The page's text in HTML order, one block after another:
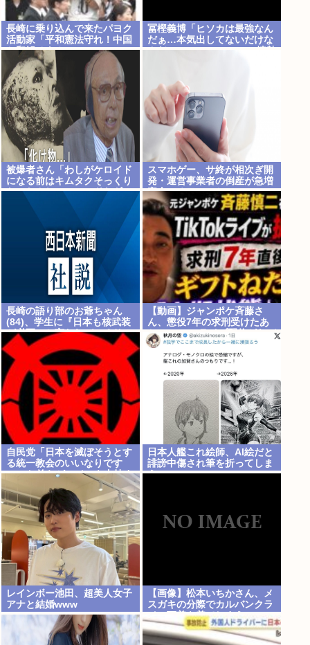
長崎に乗り込んで来たパヨク
活動家「平和憲法守れ！中国
と和解せよ！」
冨樫義博「ヒソカは最強なん
だぁ…本気出してないだけな
んだぁ…」 こいつのこの情熱
被爆者さん「わしがケロイド
になる前はキムタクそっくり
たったんじゃ」ハードなギャ
グをかます
スマホゲー、サ終が相次ぎ開
発・運営事業者の倒産が急増
完全にオワコンか
長崎の語り部のお爺ちゃん
(84)、学生に『日本も核武装
が必要』と言われびっくり
【動画】ジャンポケ斉藤さ
ん、懲役7年の求刑受けたあ
とのTikTokライブ配信がヤバ
すぎると話題にwww
自民党「日本を滅ぼそうとす
る統一教会のいいなりです
w」 お前らがコイツを支持す
日本人艦これ絵師、AI絵だと
誹謗中傷され筆を折ってしま
う
レインボー池田、超美人女子
アナと結婚www
【画像】松本いちかさん、メ
スガキの分際でカルバンクラ
イン下着を着てしまうwww